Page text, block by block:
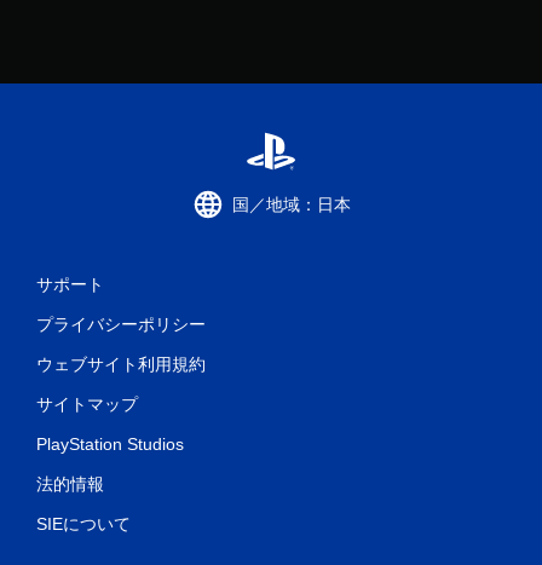
国／地域：日本
サポート
プライバシーポリシー
ウェブサイト利用規約
サイトマップ
PlayStation Studios
法的情報
SIEについて